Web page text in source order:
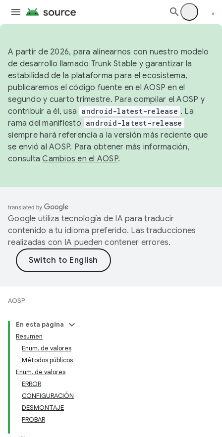
A partir de 2026, para alinearnos con nuestro modelo
de desarrollo llamado Trunk Stable y garantizar la
estabilidad de la plataforma para el ecosistema,
publicaremos el código fuente en el AOSP en el
segundo y cuarto trimestre. Para compilar el AOSP y
contribuir a él, usa android-latest-release . La
rama del manifiesto android-latest-release
siempre hará referencia a la versión más reciente que
se envió al AOSP. Para obtener más información,
consultaCambios en el AOSP.
Google utiliza tecnología de IA para traducir
contenido a tu idioma preferido. Las traducciones
realizadas con IA pueden contener errores.
AOSP
En esta página
Resumen
Enum. de valores
Métodos públicos
Enum. de valores
ERROR
CONFIGURACIÓN
DESMONTAJE
PROBAR